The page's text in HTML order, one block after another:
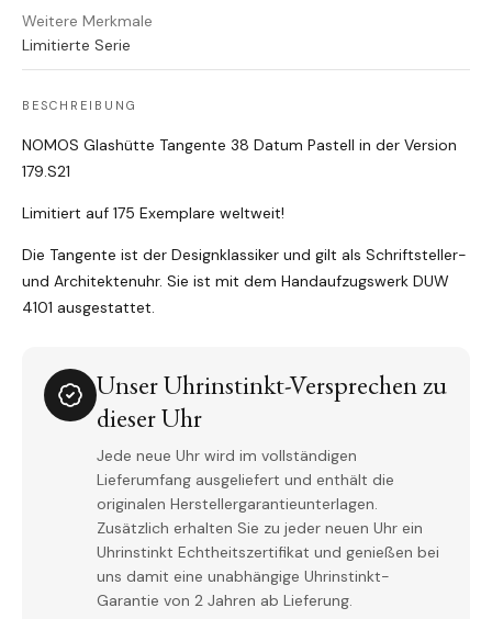
Weitere Merkmale
Limitierte Serie
BESCHREIBUNG
NOMOS Glashütte Tangente 38 Datum Pastell in der Version
179.S21
Limitiert auf 175 Exemplare weltweit!
Die Tangente ist der Designklassiker und gilt als Schriftsteller-
und Architektenuhr. Sie ist mit dem Handaufzugswerk DUW
4101 ausgestattet.
Unser Uhrinstinkt-Versprechen zu
dieser Uhr
Jede neue Uhr wird im vollständigen
Lieferumfang ausgeliefert und enthält die
originalen Herstellergarantieunterlagen.
Zusätzlich erhalten Sie zu jeder neuen Uhr ein
Uhrinstinkt Echtheitszertifikat und genießen bei
uns damit eine unabhängige Uhrinstinkt-
Garantie von 2 Jahren ab Lieferung.